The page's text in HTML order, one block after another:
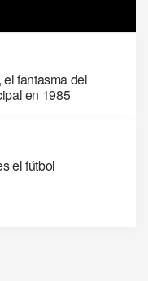
fantasma del
en 1985
el fútbol